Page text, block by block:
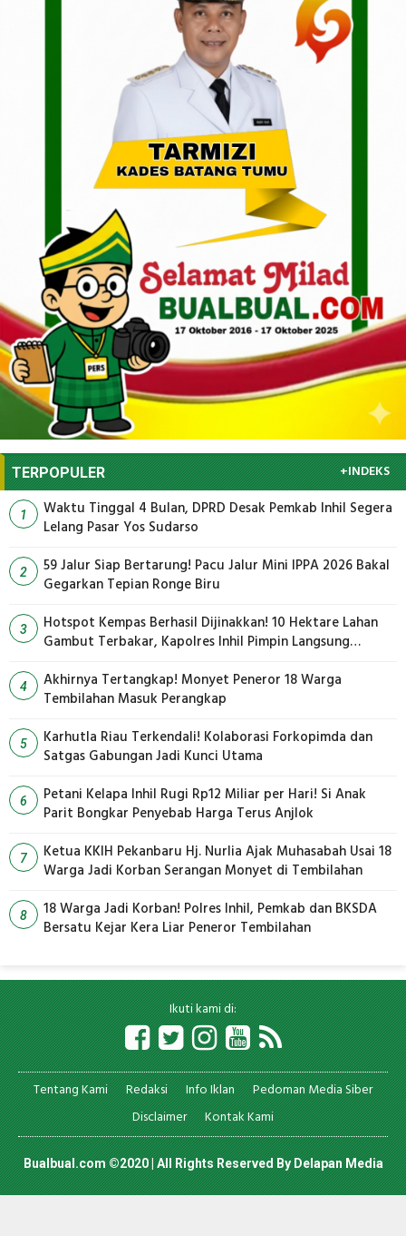
TERPOPULER +INDEKS
1
Waktu Tinggal 4 Bulan, DPRD Desak Pemkab Inhil Segera
Lelang Pasar Yos Sudarso
2
59 Jalur Siap Bertarung! Pacu Jalur Mini IPPA 2026 Bakal
Gegarkan Tepian Ronge Biru
3
Hotspot Kempas Berhasil Dijinakkan! 10 Hektare Lahan
Gambut Terbakar, Kapolres Inhil Pimpin Langsung
4
Akhirnya Tertangkap! Monyet Peneror 18 Warga
Tembilahan Masuk Perangkap
5
Karhutla Riau Terkendali! Kolaborasi Forkopimda dan
Satgas Gabungan Jadi Kunci Utama
6
Petani Kelapa Inhil Rugi Rp12 Miliar per Hari! Si Anak
Parit Bongkar Penyebab Harga Terus Anjlok
7
Ketua KKIH Pekanbaru Hj. Nurlia Ajak Muhasabah Usai 18
Warga Jadi Korban Serangan Monyet di Tembilahan
8
18 Warga Jadi Korban! Polres Inhil, Pemkab dan BKSDA
Bersatu Kejar Kera Liar Peneror Tembilahan
Ikuti kami di:
Tentang Kami Redaksi Info Iklan
Pedoman Media Siber
Disclaimer
Kontak Kami
Bualbual.com ©2020 | All Rights Reserved ByDelapan Media